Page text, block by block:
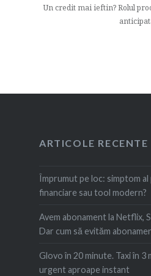
Un credit mai ieftin? Rolul
ARTICOLE RECENTE
Împrumut pe loc: simptom
financiare sau tool modern?
Avem abonament la Netflix,
Dar cum să evităm
Glovo în 20 minute. Taxi în
urgent aproape instant